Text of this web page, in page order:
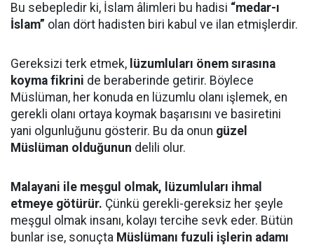
Bu sebepledir ki, İslam âlimleri bu hadisi “medar-ı
İslam” olan dört hadisten biri kabul ve ilan etmişlerdir.
Gereksizi terk etmek, lüzumluları önem sırasına
koyma fikrini de beraberinde getirir. Böylece
Müslüman, her konuda en lüzumlu olanı işlemek, en
gerekli olanı ortaya koymak başarısını ve basiretini
yani olgunluğunu gösterir. Bu da onun güzel
Müslüman olduğunun delili olur.
Malayani ile meşgul olmak, lüzumluları ihmal
etmeye götürür. Çünkü gerekli-gereksiz her şeyle
meşgul olmak insanı, kolayı tercihe sevk eder. Bütün
bunlar ise, sonuçta Müslümanı fuzuli işlerin adamı